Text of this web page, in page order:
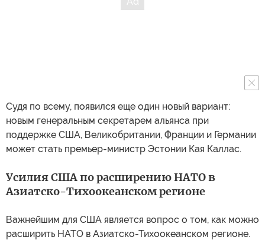
Судя по всему, появился еще один новый вариант:
новым генеральным секретарем альянса при
поддержке США, Великобритании, Франции и Германии
может стать премьер-министр Эстонии Кая Каллас.
Усилия США по расширению НАТО в
Азиатско-Тихоокеанском регионе
Важнейшим для США является вопрос о том, как можно
расширить НАТО в Азиатско-Тихоокеанском регионе.